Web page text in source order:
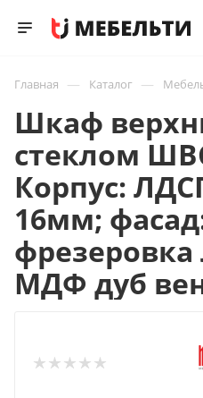
Главная — Каталог —
Шкаф
стеклом
Корпус:
16мм;
МДФ дуб